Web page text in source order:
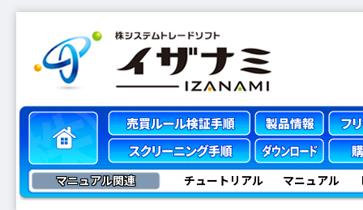
マニュアル関連 チュートリアル マニュアル